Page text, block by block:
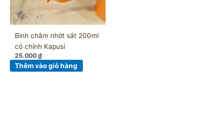
Bình châm nhớt sắt 200ml
có chỉnh Kapusi
25.000 ₫
Thêm vào giỏ hàng